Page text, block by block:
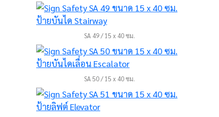
SA 49 / 15 x 40 ซม.
SA 50 / 15 x 40 ซม.